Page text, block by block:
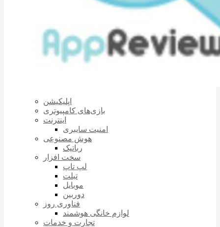
اپلیکیشن
بازی‌های کامپیوتری
اینترنت
امنیت سایبری
هوش مصنوعی
رباتیک
سخت افزار
لپ تاپ
تبلت
موبایل
دوربین
فناوری روز
لوازم خانگی هوشمند
تجارت و خدمات